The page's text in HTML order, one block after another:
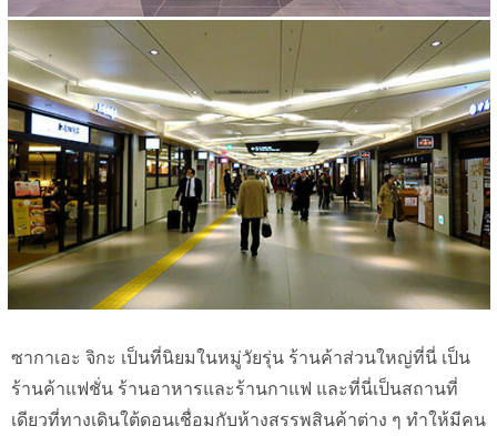
ซากาเอะ จิกะ เป็นที่นิยมในหมู่วัยรุ่น ร้านค้าส่วนใหญ่ที่นี่ เป็น
ร้านค้าแฟชั่น ร้านอาหารและร้านกาแฟ และที่นี่เป็นสถานที่
เดียวที่ทางเดินใต้ดอนเชื่อมกับห้างสรรพสินค้าต่าง ๆ ทำให้มีคน